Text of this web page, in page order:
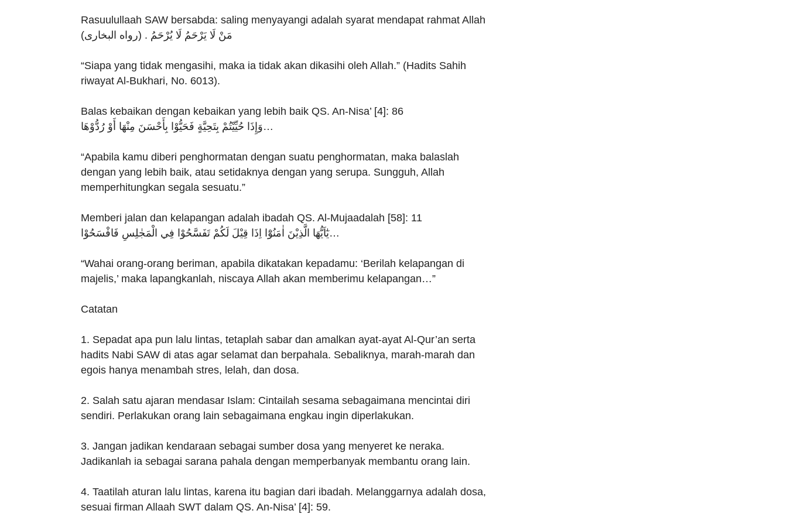
Rasuulullaah SAW bersabda: saling menyayangi adalah syarat mendapat rahmat Allah
مَنْ لَا يَرْحَمُ لَا يُرْحَمُ . (رواه البخارى)
“Siapa yang tidak mengasihi, maka ia tidak akan dikasihi oleh Allah.” (Hadits Sahih
riwayat Al-Bukhari, No. 6013).
Balas kebaikan dengan kebaikan yang lebih baik QS. An-Nisa’ [4]: 86
وَإِذَا حُيِّيْتُمْ بِتَحِيَّةٍ فَحَيُّوْا بِأَحْسَنَ مِنْهَا أَوْ رُدُّوْهَا…
“Apabila kamu diberi penghormatan dengan suatu penghormatan, maka balaslah
dengan yang lebih baik, atau setidaknya dengan yang serupa. Sungguh, Allah
memperhitungkan segala sesuatu.”
Memberi jalan dan kelapangan adalah ibadah QS. Al-Mujaadalah [58]: 11
يٰٓاَيُّهَا الَّذِيْنَ اٰمَنُوْٓا اِذَا قِيْلَ لَكُمْ تَفَسَّحُوْا فِي الْمَجٰلِسِ فَافْسَحُوْا…
“Wahai orang-orang beriman, apabila dikatakan kepadamu: ‘Berilah kelapangan di
majelis,’ maka lapangkanlah, niscaya Allah akan memberimu kelapangan…”
Catatan
1. Sepadat apa pun lalu lintas, tetaplah sabar dan amalkan ayat-ayat Al-Qur’an serta
hadits Nabi SAW di atas agar selamat dan berpahala. Sebaliknya, marah-marah dan
egois hanya menambah stres, lelah, dan dosa.
2. Salah satu ajaran mendasar Islam: Cintailah sesama sebagaimana mencintai diri
sendiri. Perlakukan orang lain sebagaimana engkau ingin diperlakukan.
3. Jangan jadikan kendaraan sebagai sumber dosa yang menyeret ke neraka.
Jadikanlah ia sebagai sarana pahala dengan memperbanyak membantu orang lain.
4. Taatilah aturan lalu lintas, karena itu bagian dari ibadah. Melanggarnya adalah dosa,
sesuai firman Allaah SWT dalam QS. An-Nisa’ [4]: 59.